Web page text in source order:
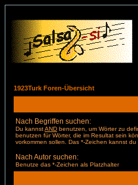
1923Turk Foren-Übersicht
Nach Begriffen suchen:
Du kannstAND benutzen, um Wörter zu
benutzen für Wörter, die im Resultat sein
vorkommen sollen. Das *-Zeichen kannst du
Nach Autor suchen:
Benutze das *-Zeichen als Platzhalter